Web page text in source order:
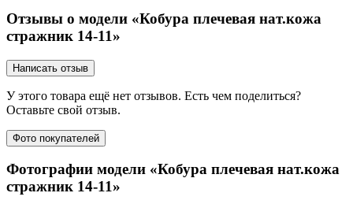
Отзывы о модели «Кобура плечевая нат.кожа
стражник 14-11»
Написать отзыв
У этого товара ещё нет отзывов. Есть чем поделиться?
Оставьте свой отзыв.
Фото покупателей
Фотографии модели «Кобура плечевая нат.кожа
стражник 14-11»